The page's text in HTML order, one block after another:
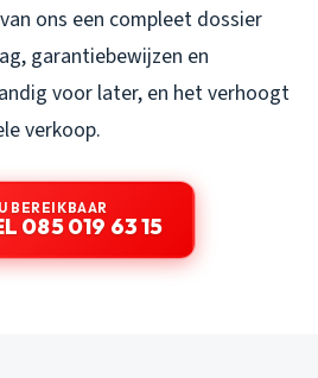
ons een compleet dossier
garantiebewijzen en
voor later, en het verhoogt
verkoop.
BEREIKBAAR
085 019 63 15